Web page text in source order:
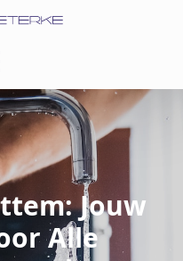
Jouw
Alle